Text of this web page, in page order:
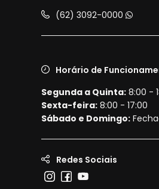
(62) 3092-0000
Horário de
Segunda a Quinta: 8:00 -
Sexta-feira: 8:00 - 17:00
Sábado e Domingo:
Redes Sociais